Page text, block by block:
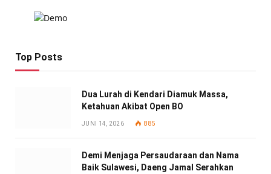
Top Posts
Dua Lurah di Kendari Diamuk Massa,
Ketahuan Akibat Open BO
JUNI 14, 2026 885
Demi Menjaga Persaudaraan dan Nama
Baik Sulawesi, Daeng Jamal Serahkan